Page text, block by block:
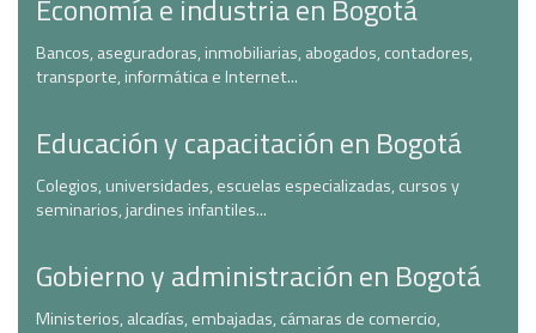
Economía e industria en Bogotá
Bancos, aseguradoras, inmobiliarias, abogados, contadores,
transporte, informática e Internet...
Educación y capacitación en Bogotá
Colegios, universidades, escuelas especializadas, cursos y
seminarios, jardines infantiles...
Gobierno y administración en Bogotá
Ministerios, alcadías, embajadas, cámaras de comercio,